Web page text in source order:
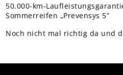
50.000-km-
Sommerreifen „Prevensys 5”
Noch nicht mal richtig da und